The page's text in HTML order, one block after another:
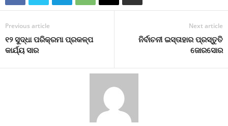
Previous article
୧୨ ସୁଦ୍ଧା ପରିକ୍ରମା ପ୍ରକଳ୍ପ
କାର୍ଯ୍ୟ ସାର
Next article
ନିର୍ବାଚନୀ ଇସ୍ତାହାର ପ୍ରସ୍ତୁତି
ଜୋରସୋର